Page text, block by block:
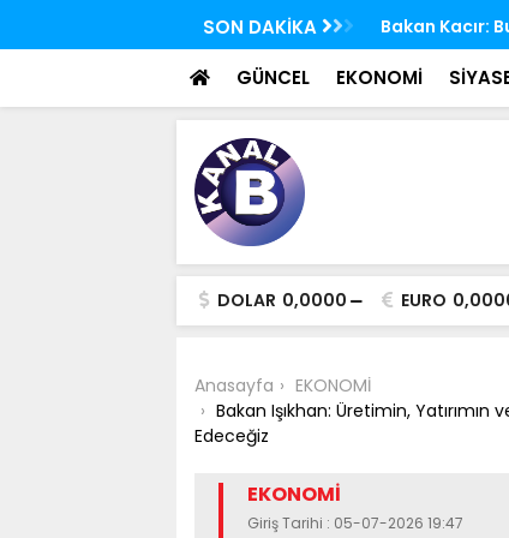
SON DAKİKA
Adalet Komisyonu'nda kabul edildi
Bakan Kacır:
bilim
GÜNCEL EKONOMİ
DOLAR 0,0000 EURO
Anasayfa
EKONOMİ
Bakan Işıkhan: Üretimin,
Edeceğiz
EKONOMİ
Giriş Tarihi : 05-07-2026 19:47